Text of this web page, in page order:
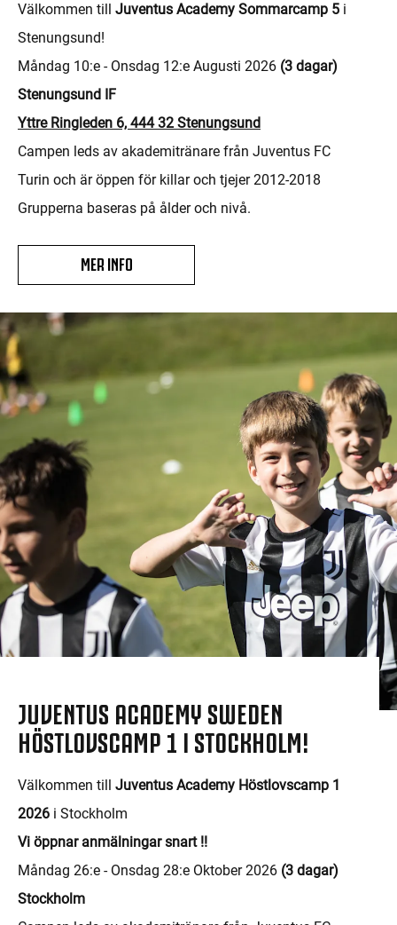
Välkommen till Juventus Academy Sommarcamp 5 i
Stenungsund!
Måndag 10:e - Onsdag 12:e Augusti 2026 (3 dagar)
Stenungsund IF
Yttre Ringleden 6, 444 32 Stenungsund
Campen leds av akademitränare från Juventus FC
Turin och är öppen för killar och tjejer 2012-2018
Grupperna baseras på ålder och nivå.
MER INFO
JUVENTUS ACADEMY SWEDEN
HÖSTLOVSCAMP 1 I STOCKHOLM!
Välkommen till Juventus Academy Höstlovscamp 1
2026 i Stockholm
Vi öppnar anmälningar snart !!
Måndag 26:e - Onsdag 28:e Oktober 2026 (3 dagar)
Stockholm